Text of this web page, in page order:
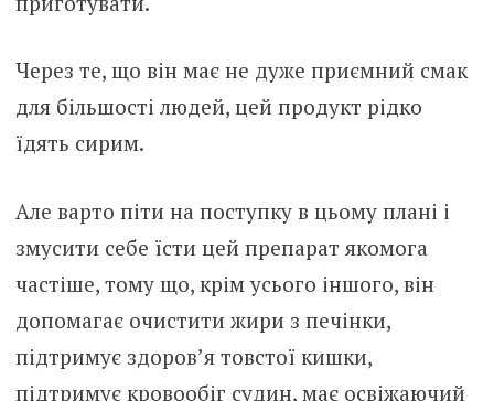
Через те, що він має не дуже приємний смак
для більшості людей, цей продукт рідко
їдять сирим.
Але варто піти на поступку в цьому плані і
змусити себе їсти цей препарат якомога
частіше, тому що, крім усього іншого, він
допомагає очистити жири з печінки,
підтримує здоров’я товстої кишки,
підтримує кровообіг судин, має освіжаючий